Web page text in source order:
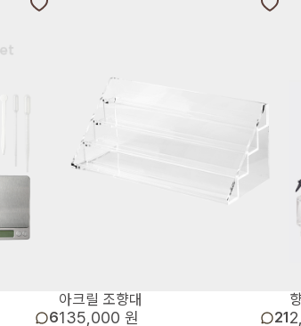
6
아크릴 조향대
135,000 원 21